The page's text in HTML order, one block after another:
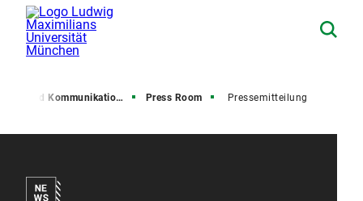
und Kommunikation (PuK) Press Room Pressemitteilung